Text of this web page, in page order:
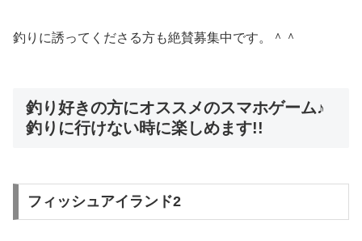
釣りに誘ってくださる方も絶賛募集中です。＾＾
釣り好きの方にオススメのスマホゲーム♪
釣りに行けない時に楽しめます!!
フィッシュアイランド2